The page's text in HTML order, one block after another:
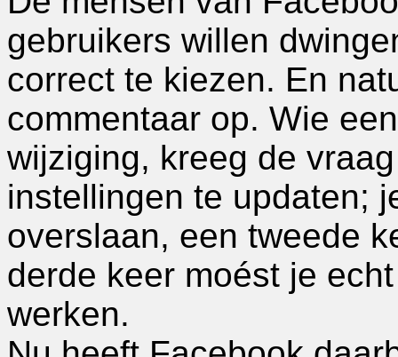
gebruikers willen
correct te kiezen. En
commentaar op. Wie
wijziging, kreeg de
instellingen te updaten;
overslaan, een tweede
derde keer moést je
werken.